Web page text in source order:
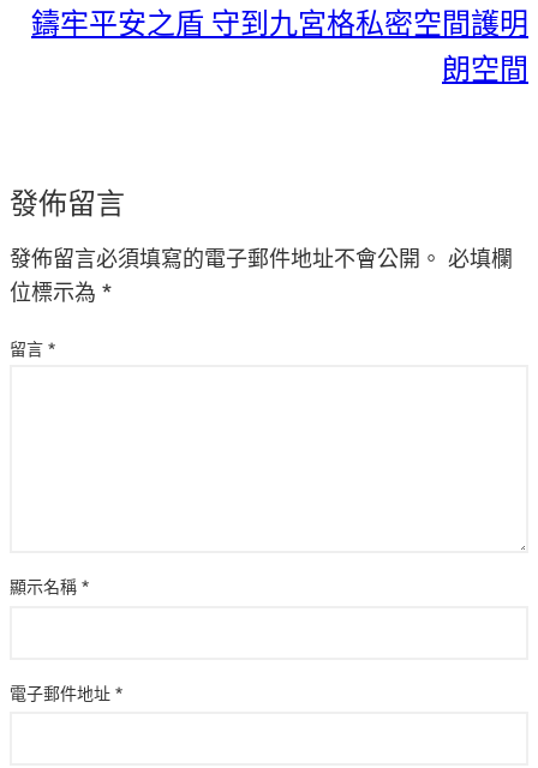
鑄牢平安之盾 守到九宮格私密空間護明
朗空間
發佈留言
發佈留言必須填寫的電子郵件地址不會公開。 必填欄
位標示為 *
留言 *
顯示名稱 *
電子郵件地址 *